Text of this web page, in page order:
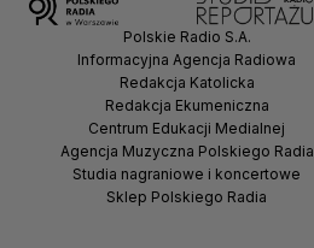
Polskie Radio S.A.
Informacyjna Agencja Radiowa
Redakcja Katolicka
Redakcja Ekumeniczna
Centrum Edukacji Medialnej
Agencja Muzyczna Polskiego Radia
Studia nagraniowe i koncertowe
Sklep Polskiego Radia